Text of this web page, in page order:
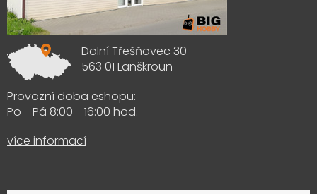
Dolní Třešňovec 30
563 01 Lanškroun
Provozní doba eshopu:
Po - Pá 8:00 - 16:00 hod.
více informací